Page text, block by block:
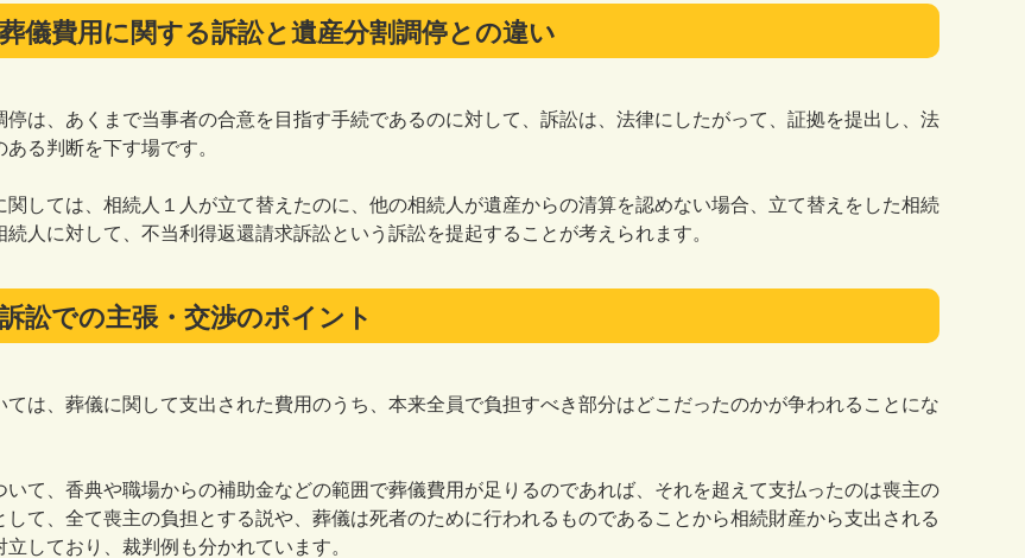
儀費用に関する訴訟と遺産分割調停との違い
は、あくまで当事者の合意を目指す手続であるのに対して、訴訟は、法律にしたがって、証拠を提出し、法
る判断を下す場です。
しては、相続人１人が立て替えたのに、他の相続人が遺産からの清算を認めない場合、立て替えをした相続
続人に対して、不当利得返還請求訴訟という訴訟を提起することが考えられます。
訟での主張・交渉のポイント
は、葬儀に関して支出された費用のうち、本来全員で負担すべき部分はどこだったのかが争われることにな
て、香典や職場からの補助金などの範囲で葬儀費用が足りるのであれば、それを超えて支払ったのは喪主の
して、全て喪主の負担とする説や、葬儀は死者のために行われるものであることから相続財産から支出される
立しており、裁判例も分かれています。